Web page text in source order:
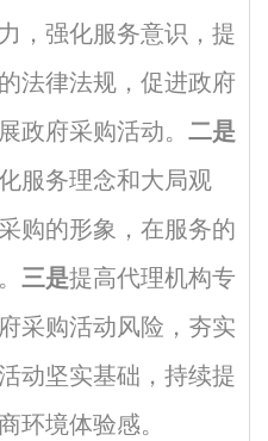
，强化服务意识，提
法律法规，促进政府
政府采购活动。 二是
服务理念和大局观
购的形象，在服务的
三是提高代理机构专
采购活动风险，夯实
动坚实基础，持续提
环境体验感。